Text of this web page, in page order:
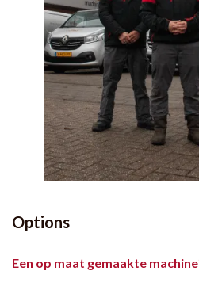
Options
Een op maat gemaakte